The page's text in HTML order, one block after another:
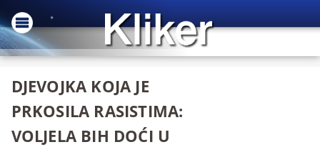
DJEVOJKA KOJA JE
PRKOSILA RASISTIMA:
VOLJELA BIH DOĆI U